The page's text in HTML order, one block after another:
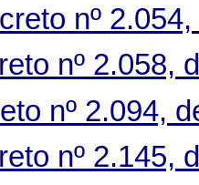
nº
nº 2.058,
nº 2.094,
nº 2.145,